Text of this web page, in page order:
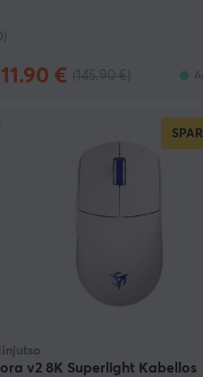
€
v2 8K Superlight Kabellos